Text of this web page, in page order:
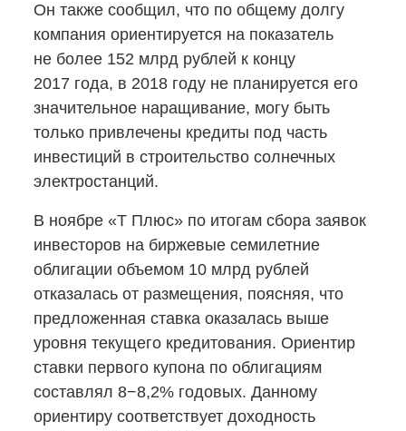
Он также сообщил, что по общему долгу
компания ориентируется на показатель
не более 152 млрд рублей к концу
2017 года, в 2018 году не планируется его
значительное наращивание, могу быть
только привлечены кредиты под часть
инвестиций в строительство солнечных
электростанций.
В ноябре «Т Плюс» по итогам сбора заявок
инвесторов на биржевые семилетние
облигации объемом 10 млрд рублей
отказалась от размещения, поясняя, что
предложенная ставка оказалась выше
уровня текущего кредитования. Ориентир
ставки первого купона по облигациям
составлял 8−8,2% годовых. Данному
ориентиру соответствует доходность